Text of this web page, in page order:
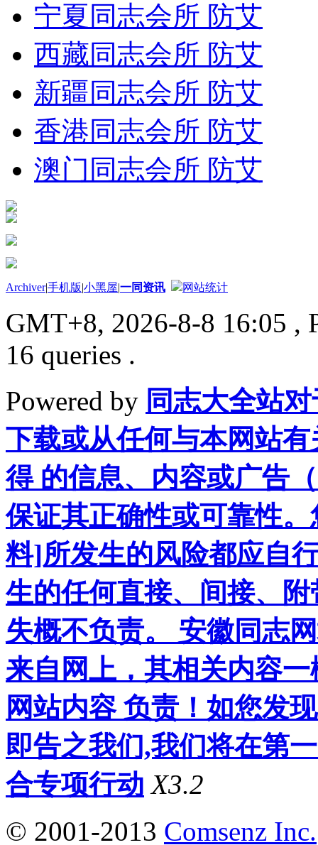
宁夏同志会所 防艾
西藏同志会所 防艾
新疆同志会所 防艾
香港同志会所 防艾
澳门同志会所 防艾
Archiver|手机版|小黑屋|一同资讯 网站统计
GMT+8, 2026-8-8 16:05 ,
16 queries .
Powered by 同志大全站
下载或从任何与本网站
得 的信息、内容或广告
保证其正确性或可靠性
料]所发生的风险都应自
生的任何直接、间接、
失概不负责。 安徽同志
来自网上，其相关内容
网站内容 负责！如您发
即告之我们,我们将在第
合专项行动 X3.2
© 2001-2013 Comsenz Inc.